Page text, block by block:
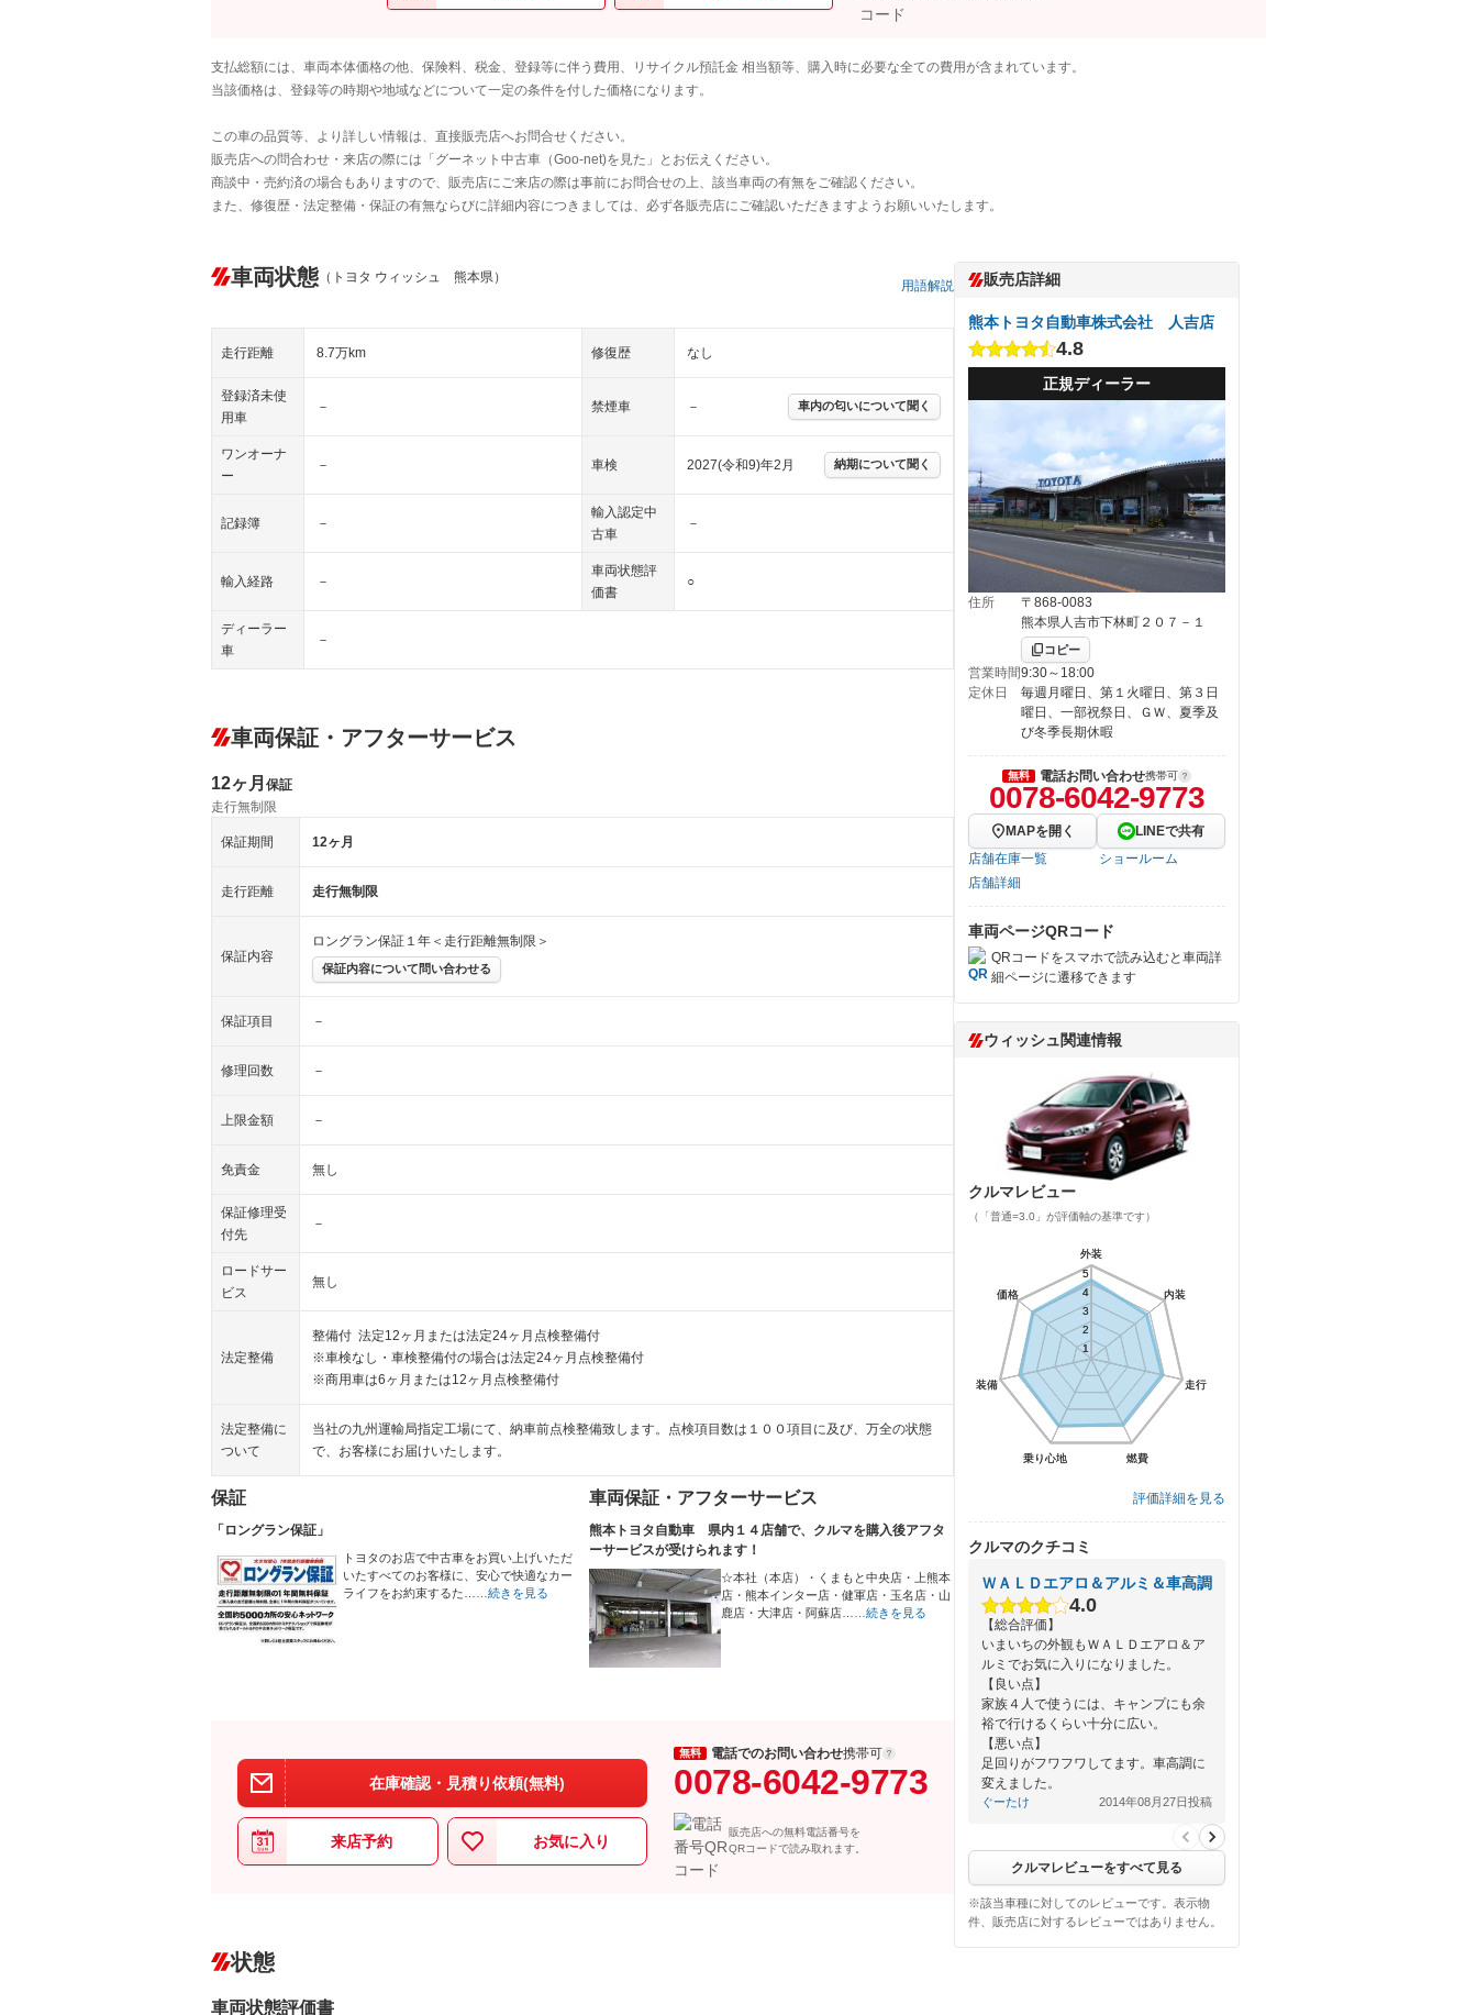
支払総額には、車両本体価格の他、保険料、税金、登録等に伴う費用、リサイクル預託金 相当額等、購入時に必要な全ての費用が含まれています。
当該価格は、登録等の時期や地域などについて一定の条件を付した価格になります。
この車の品質等、より詳しい情報は、直接販売店へお問合せください。
販売店への問合わせ・来店の際には「グーネット中古車（Goo-net)を見た」とお伝えください。
商談中・売約済の場合もありますので、販売店にご来店の際は事前にお問合せの上、該当車両の有無をご確認ください。
また、修復歴・法定整備・保証の有無ならびに詳細内容につきましては、必ず各販売店にご確認いただきますようお願いいたします。
車両状態 （トヨタ ウィッシュ 熊本県）
用語解説
走行距離 8.7万km 修復歴 なし
登録済未使
用車
－ 禁煙車 － 車内の匂いについて聞く
ワンオーナ
ー
－ 車検 2027(令和9)年2月 納期について聞く
記録簿 －
輸入認定中
古車
－
輸入経路 －
車両状態評
価書
○
ディーラー
車
－
車両保証・アフターサービス
12ヶ月 保証
走行無制限
保証期間 12ヶ月
走行距離 走行無制限
保証内容
ロングラン保証１年＜走行距離無制限＞
保証内容について問い合わせる
保証項目 －
修理回数 －
上限金額 －
免責金 無し
保証修理受
付先
－
ロードサー
ビス
無し
法定整備
整備付 法定12ヶ月または法定24ヶ月点検整備付
※車検なし・車検整備付の場合は法定24ヶ月点検整備付
※商用車は6ヶ月または12ヶ月点検整備付
法定整備に
ついて
当社の九州運輸局指定工場にて、納車前点検整備致します。点検項目数は１００項目に及び、万全の状態
で、お客様にお届けいたします。
保証
「ロングラン保証」
トヨタのお店で中古車をお買い上げいただ
いたすべてのお客様に、安心で快適なカー
ライフをお約束するた…
…続きを見る
車両保証・アフターサービス
熊本トヨタ自動車 県内１４店舗で、クルマを購入後アフタ
ーサービスが受けられます！
☆本社（本店）・くまもと中央店・上熊本
店・熊本インター店・健軍店・玉名店・山
鹿店・大津店・阿蘇店…
…続きを見る
在庫確認・見積り依頼(無料)
来店予約 お気に入り
無料 電話でのお問い合わせ携帯可
0078-6042-9773
販売店への無料電話番号を
QRコードで読み取れます。
状態
車両状態評価書
販売店詳細
熊本トヨタ自動車株式会社 人吉店
4.8
正規ディーラー
住所
〒868-0083
熊本県人吉市下林町２０７－１
コピー
営業時間9:30～18:00
定休日
毎週月曜日、第１火曜日、第３日
曜日、一部祝祭日、ＧＷ、夏季及
び冬季長期休暇
無料 電話お問い合わせ携帯可
0078-6042-9773
MAPを開く
LINEで共有
店舗在庫一覧
ショールーム
店舗詳細
車両ページQRコード
QRコードをスマホで読み込むと車両詳
細ページに遷移できます
ウィッシュ関連情報
クルマレビュー
（「普通=3.0」が評価軸の基準です）
外装
内装
走行
燃費
乗り心地
装備
価格
1
2
3
4
5
外装
内装
走行
燃費
乗り心地
装備
価格
1
2
3
4
5
評価詳細を見る
クルマのクチコミ
ＷＡＬＤエアロ＆アルミ＆車高調
4.0
【総合評価】
いまいちの外観もＷＡＬＤエアロ＆ア
ルミでお気に入りになりました。
【良い点】
家族４人で使うには、キャンプにも余
裕で行けるくらい十分に広い。
【悪い点】
足回りがフワフワしてます。車高調に
変えました。
ぐーたけ 2014年08月27日投稿
クルマレビューをすべて見る
※該当車種に対してのレビューです。表示物
件、販売店に対するレビューではありません。